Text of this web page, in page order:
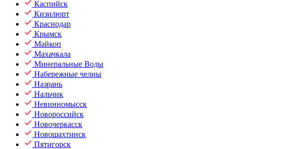
Каспийск
Кизилюрт
Краснодар
Крымск
Майкоп
Махачкала
Минеральные Воды
Набережные челны
Назрань
Нальчик
Невинномысск
Новороссийск
Новочеркасск
Новошахтинск
Пятигорск